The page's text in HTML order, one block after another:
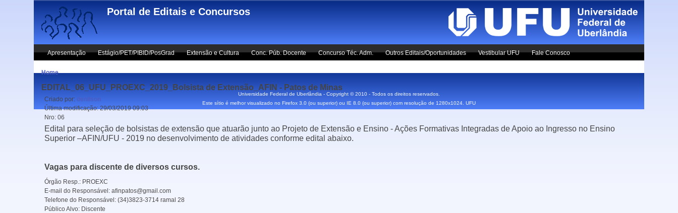
Skip to main content
Portal de Editais e Concursos
Apresentação Estágio/PET/PIBID/PosGrad Extensão e Cultura Conc. Púb. Docente Concurso Téc. Adm. Outros Editais/Oportunidades Vestibular UFU Fale Conosco
Home
EDITAL_06_UFU_PROEXC_2019_Bolsista de Extensão_AFIN - Patos de Minas
Criado por: denilson
Última modificação:29/03/2019 09:03
Nro:06
Edital para seleção de bolsistas de extensão que atuarão junto ao Projeto de Extensão e Ensino - Ações Formativas Integradas de Apoio ao Ingresso no Ensino
Superior –AFIN/UFU - 2019 no desenvolvimento de atividades conforme edital abaixo.
Vagas para discente de diversos cursos.
Órgão Resp.: PROEXC
E-mail do Responsável:afinpatos@gmail.com
Telefone do Responsável:(34)3823-3714 ramal 28
Público Alvo: Discente
Universidade Federal de Uberlândia - Copyright © 2010 - Todos os direitos reservados.
Este sítio é melhor visualizado no Firefox 3.0 (ou superior) ou IE 8.0 (ou superior) com resolução de 1280x1024. UFU